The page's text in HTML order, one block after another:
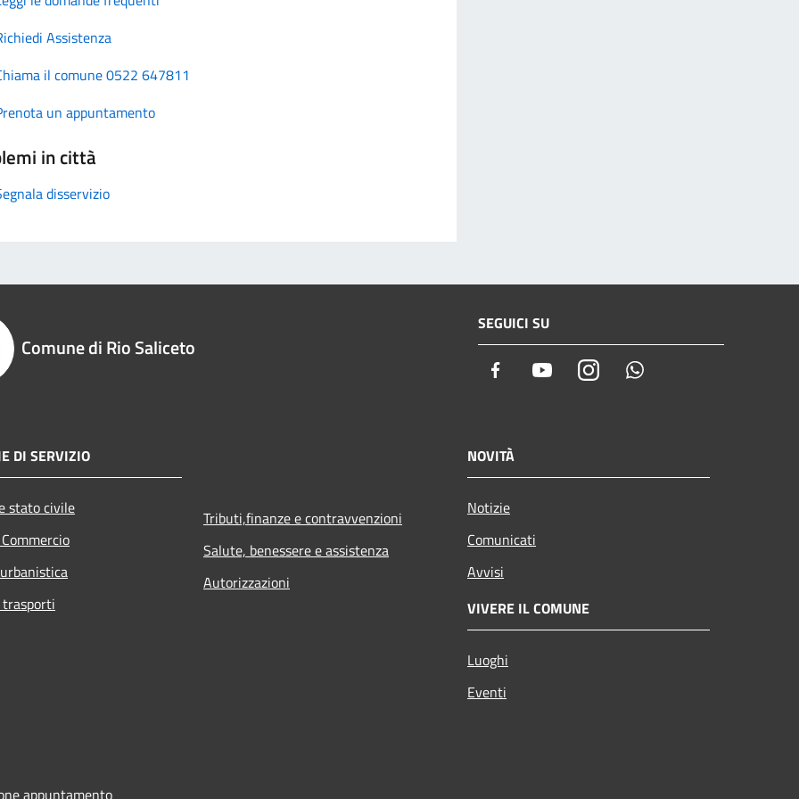
Assistenza
il comune 0522 647811
un appuntamento
in città
disservizio
Comune di Rio Saliceto
SEGUICI SU
Facebook YoutubeInstagram
DI SERVIZIO
stato civile
Tributi,finanze e contravvenzioni
Salute, benessere e assistenza
Autorizzazioni
NOVITÀ
Notizie
Comunicati
Avvisi
VIVERE IL COMUNE
Luoghi
Eventi
appuntamento